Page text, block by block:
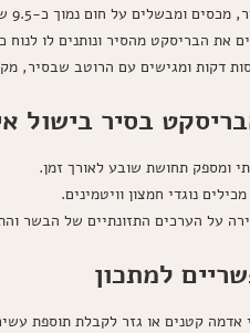
ומבשלים על חום נמוך כ-9.5 שעות.
מהסיר ונותנים לו לנוח כ-10 דקות לפני
דקות ומגישים עם הרוטב שבסיר,
בסיר בישול
ומספק תחושת שובע לאורך זמן.
נוגדי חמצון וויטמינים.
על הערכים התזונתיים של הבשר
למתכון
אדמה קטנים או גזר לקבלת תוספת